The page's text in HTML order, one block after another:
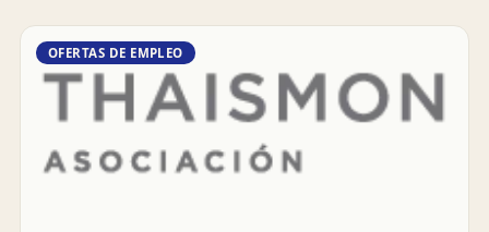
OFERTAS DE EMPLEO